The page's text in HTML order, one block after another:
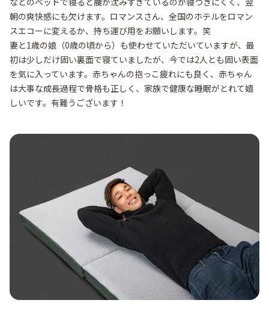
朝の爽快感にも欠けます。ロマンスさん、全国のホテルをロマン
スエコーに変えるか、持ち運び用をお願いします。笑
妻と1歳の娘（0歳の頃から）も使わせていただいていますが、最
初は少しだけ固い裏面で寝ていましたが、今では2人とも固い表面
を気に入っています。赤ちゃんの抱っこ疲れにも良く、赤ちゃん
は大事な成長過程で骨格も正しく、家族で健康な睡眠がとれて嬉
しいです。有難うございます！